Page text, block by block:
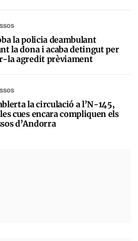
la policia deambulant
la dona i acaba detingut per
la agredit prèviament
la circulació a l’N-145,
cues encara compliquen els
d’Andorra